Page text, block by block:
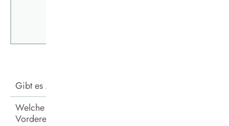
Gibt es Ausnahmen?
Welche Vorteile bietet Ihnen der kontrollierte
Vordereinstieg?